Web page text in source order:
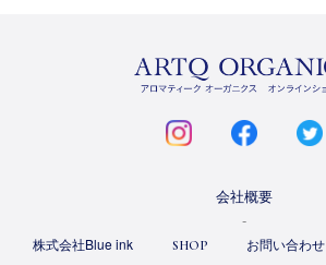
ARTQ
ORGANICS
会社概要
株式会社Blue ink SHOP お問い合わせ